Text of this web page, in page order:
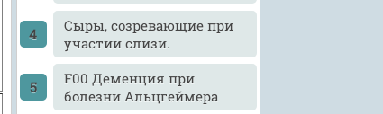
Cыры, созревающие при
участии слизи.
F00 Деменция при
болезни Альцгеймера